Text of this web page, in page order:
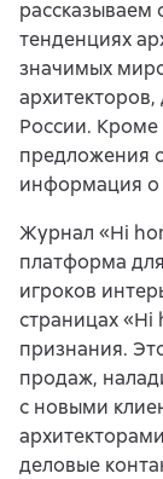
рассказываем
тенденциях
значимых
России. Кроме
предложения
информация о
Журнал «Hi
платформа
игроков
страницах «Hi
признания.
продаж,
с новыми
деловые